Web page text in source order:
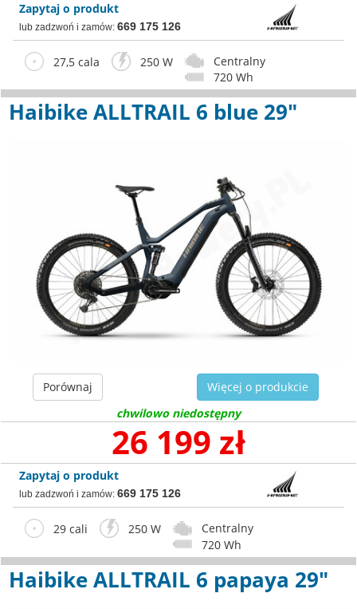
Zapytaj o produkt
lub zadzwoń i zamów: 669 175 126
27,5 cala 250 W
Centralny
720 Wh
Haibike ALLTRAIL 6 blue 29"
Porównaj
Więcej o produkcie
chwilowo niedostępny
26 199 zł
Zapytaj o produkt
lub zadzwoń i zamów: 669 175 126
29 cali 250 W
Centralny
720 Wh
Haibike ALLTRAIL 6 papaya 29"